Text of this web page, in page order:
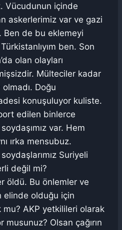
Vücudunun içinde
askerlerimiz var ve gazi
Ben de bu eklemeyi
ben. Son
olan olayları
Mülteciler kadar
Doğu
konuşuluyor kuliste.
edilen binlerce
var. Hem
ırka mensubuz.
Suriyeli
değil mi?
öldü. Bu önlemler ve
elinde olduğu için
mu? AKP yetkilileri olarak
musunuz? Olsan çağırın